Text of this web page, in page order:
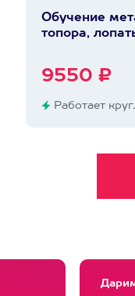
Обучение
топора,
9550 ₽
Работает